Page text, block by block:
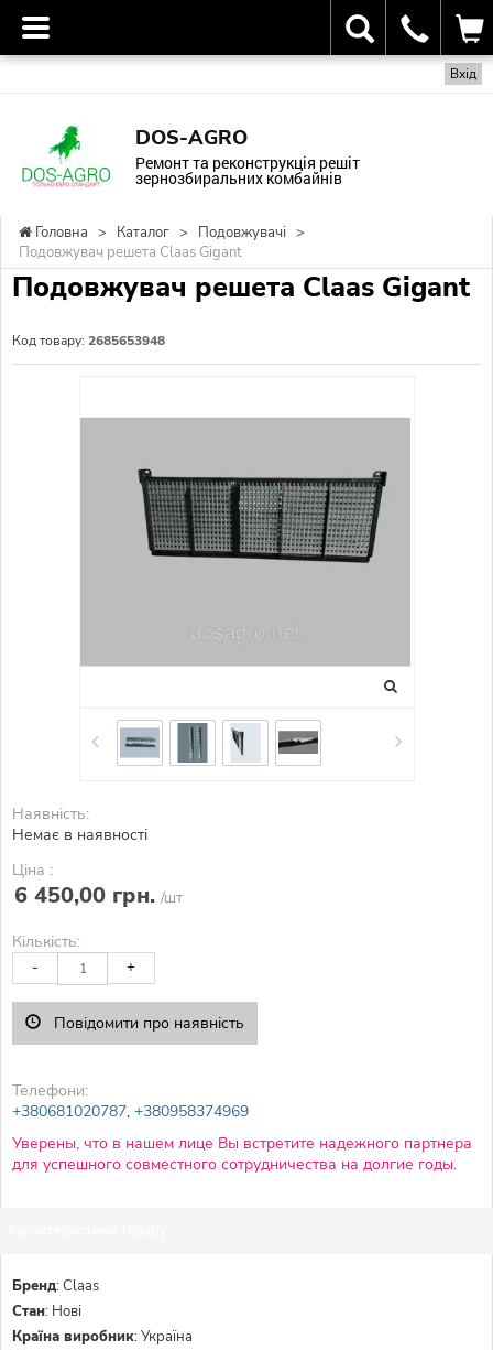
Вхід
DOS-AGRO
Ремонт та реконструкція решіт
зернозбиральних комбайнів
Головна > Каталог > Подовжувачі >
Подовжувач решета Claas Gigant
Подовжувач решета Claas Gigant
Код товару: 2685653948
Наявність:
Немає в наявності
Ціна :
6 450,00 грн. /шт
Кількість:
- +
Повідомити про наявність
Телефони:
+380681020787, +380958374969
Уверены, что в нашем лице Вы встретите надежного партнера
для успешного совместного сотрудничества на долгие годы.
Бренд:Claas
Стан: Нові
Країна виробник:Україна